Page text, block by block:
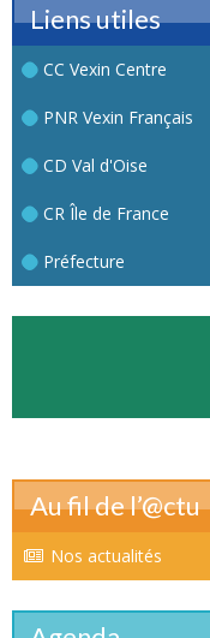
Liens utiles
CC Vexin Centre
PNR Vexin Français
CD Val d'Oise
CR Île de France
Préfecture
Au fil de l’@ctu
Nos actualités